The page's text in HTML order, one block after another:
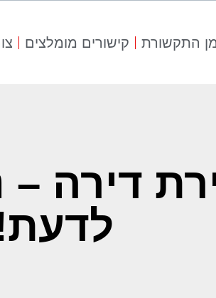
התקשורת קישורים מומלצים
דירה –